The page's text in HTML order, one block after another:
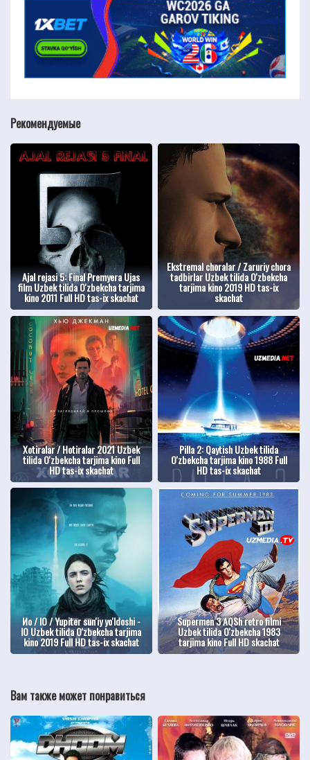
Рекомендуемые
Ajal rejasi 5: Final Premyera Ujas
film Uzbek tilida O'zbekcha tarjima
kino 2011 Full HD tas-ix skachat
Ekstremal choralar / Zaruriy chora
tadbirlar Uzbek tilida O'zbekcha
tarjima kino 2019 HD tas-ix
skachat
Xotiralar / Hotiralar 2021 Uzbek
tilida O'zbekcha tarjima kino Full
HD tas-ix skachat
Pilla 2: Qaytish Uzbek tilida
O'zbekcha tarjima kino 1988 Full
HD tas-ix skachat
Ио / IO / Yupiter sun'iy yo'ldoshi -
IO Uzbek tilida O'zbekcha tarjima
kino 2019 Full HD tas-ix skachat
Supermen 3 AQSh retro filmi
Uzbek tilida O'zbekcha 1983
tarjima kino Full HD skachat
Вам также может понравиться